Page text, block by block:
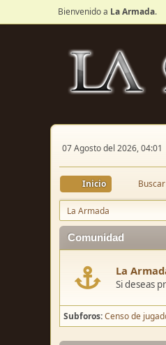
Bienvenido a La Armada.
07 Agosto del 2026, 04:01
Inicio Buscar
La Armada
Comunidad
La
Si deseas
Subforos Censo de